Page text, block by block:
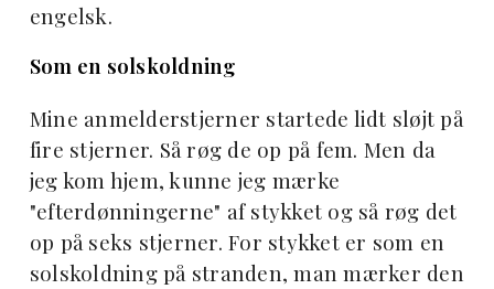
engelsk.
Som en solskoldning
Mine anmelderstjerner startede lidt sløjt på
fire stjerner. Så røg de op på fem. Men da
jeg kom hjem, kunne jeg mærke
"efterdønningerne" af stykket og så røg det
op på seks stjerner. For stykket er som en
solskoldning på stranden, man mærker den